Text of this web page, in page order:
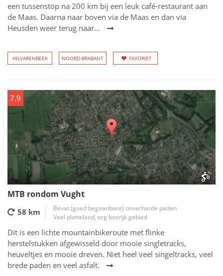
een tussenstop na 200 km bij een leuk café-restaurant aan
de Maas. Daarna naar boven via de Maas en dan via
Heusden weer terug naar...
HILVARENBEEK NOORD-BRABANT FAVORIET
7.9
MTB rondom Vught
58 km
Bevat (goed begaanbare) onverharde paden
Veel platteland, erg bosrijk gebied
Dit is een lichte mountainbikeroute met flinke
herstelstukken afgewisseld door mooie singletracks,
heuveltjes en mooie dreven. Niet heel veel singeltracks, veel
brede paden en veel asfalt.